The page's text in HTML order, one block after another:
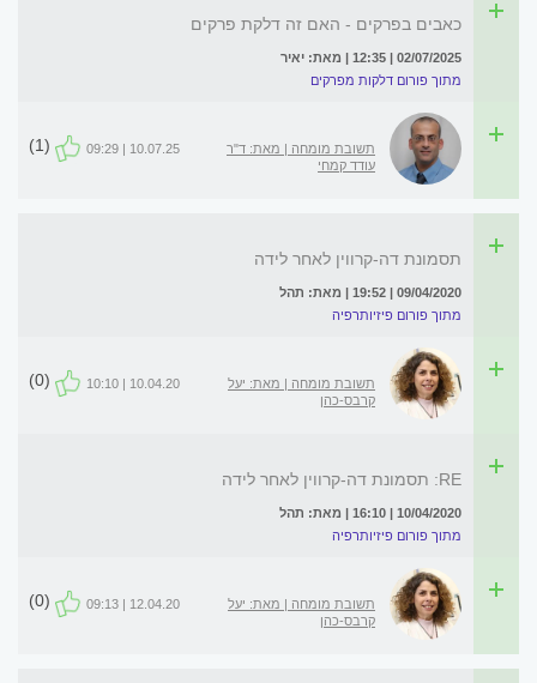
כאבים בפרקים - האם זה דלקת פרקים
02/07/2025 | 12:35 | מאת: יאיר
מתוך פורום דלקות מפרקים
תשובת מומחה | מאת: ד"ר
עודד קמחי
10.07.25 | 09:29
(1)
תסמונת דה-קרווין לאחר לידה
09/04/2020 | 19:52 | מאת: תהל
מתוך פורום פיזיותרפיה
תשובת מומחה | מאת: יעל
קרבס-כהן
10.04.20 | 10:10
(0)
RE: תסמונת דה-קרווין לאחר לידה
10/04/2020 | 16:10 | מאת: תהל
מתוך פורום פיזיותרפיה
תשובת מומחה | מאת: יעל
קרבס-כהן
12.04.20 | 09:13
(0)